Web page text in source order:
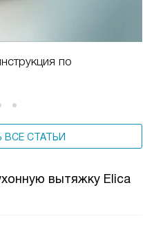
по
СТАТЬИ
вытяжку Elica